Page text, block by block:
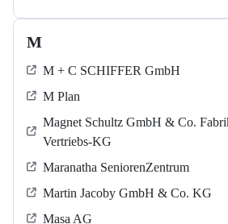
M
M + C SCHIFFER GmbH
M Plan
Magnet Schultz GmbH & Co.
Vertriebs-KG
Maranatha SeniorenZentrum
Martin Jacoby GmbH & Co. KG
Masa AG